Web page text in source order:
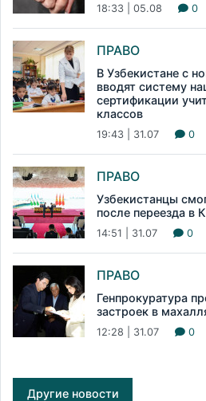
18:33 | 05.08 0
ПРАВО
В Узбекистане с
вводят систему
сертификации
классов
19:43 | 31.07 0
ПРАВО
Узбекистанцы
после переезда в
14:51 | 31.07 0
ПРАВО
Генпрокуратура
застроек в
12:28 | 31.07 0
Другие новости